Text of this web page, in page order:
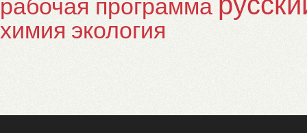
рабочая программа
химия экология